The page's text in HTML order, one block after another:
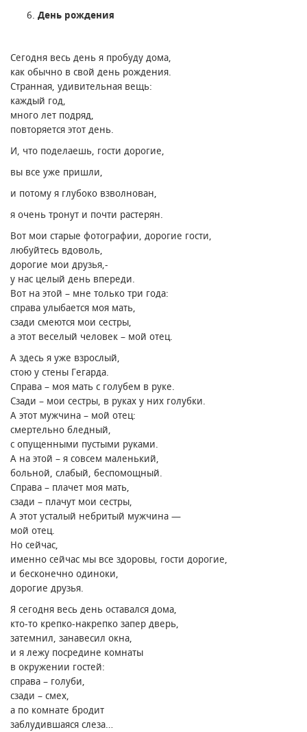
День рождения
Сегодня весь день я пробуду дома,
как обычно в свой день рождения.
Странная, удивительная вещь։
каждый год,
много лет подряд,
повторяется этот день.
И, что поделаешь, гости дорогие,
вы все уже пришли,
и потому я глубоко взволнован,
я очень тронут и почти растерян.
Вот мои старые фотографии, дорогие гости,
любуйтесь вдоволь,
дорогие мои друзья,-
у нас целый день впереди.
Вот на этой – мне только три года։
справа улыбается моя мать,
сзади смеются мои сестры,
а этот веселый человек – мой отец.
А здесь я уже взрослый,
стою у стены Гегарда.
Справа – моя мать с голубем в руке.
Сзади – мои сестры, в руках у них голубки.
А этот мужчина – мой отец։
смертельно бледный,
с опущенными пустыми руками.
А на этой – я совсем маленький,
больной, слабый, беспомощный.
Справа – плачет моя мать,
сзади – плачут мои сестры,
А этот усталый небритый мужчина —
мой отец.
Но сейчас,
именно сейчас мы все здоровы, гости дорогие,
и бесконечно одиноки,
дорогие друзья.
Я сегодня весь день оставался дома,
кто-то крепко-накрепко запер дверь,
затемнил, занавесил окна,
и я лежу посредине комнаты
в окружении гостей։
справа – голуби,
сзади – смех,
а по комнате бродит
заблудившаяся слеза…